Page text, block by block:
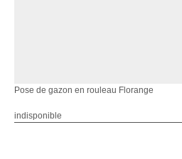
Pose de gazon en rouleau Florange
indisponible